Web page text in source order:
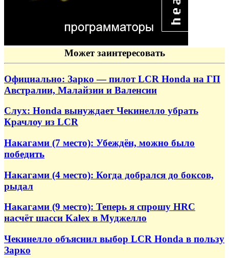
Может заинтересовать
Официально: Зарко — пилот LCR Honda на ГП
Австралии, Малайзии и Валенсии
Слух: Honda вынуждает Чекинелло убрать
Крачлоу из LCR
Накагами (7 место): Убеждён, можно было
победить
Накагами (4 место): Когда добрался до боксов,
рыдал
Накагами (9 место): Теперь я спрошу HRC
насчёт шасси Kalex в Муджелло
Чекинелло объяснил выбор LCR Honda в пользу
Зарко